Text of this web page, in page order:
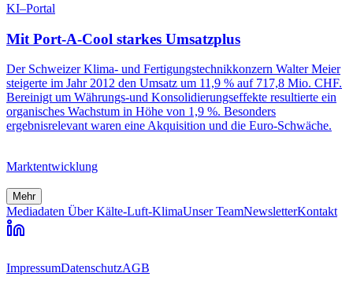
KI–Portal
Mit Port-A-Cool starkes Umsatzplus
Der Schweizer Klima- und Fertigungstechnikkonzern Walter Meier
steigerte im Jahr 2012 den Umsatz um 11,9 % auf 717,8 Mio. CHF.
Bereinigt um Währungs-und Konsolidierungseffekte resultierte ein
organisches Wachstum in Höhe von 1,9 %. Besonders
ergebnisrelevant waren eine Akquisition und die Euro-Schwäche.
Marktentwicklung
Mehr
Mediadaten Über Kälte-Luft-KlimaUnser TeamNewsletterKontakt
ImpressumDatenschutzAGB